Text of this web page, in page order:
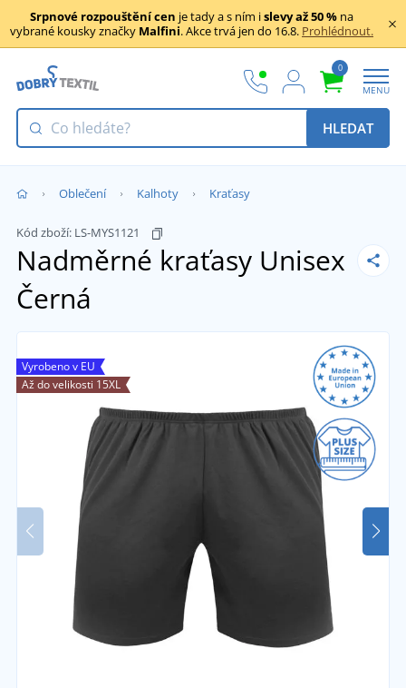
Srpnové rozpouštění cen je tady a s ním islevy až 50 % na
vybrané kousky značky Malfini. Akce trvá jen do 16.8. Prohlédnout.
0
MENU
HLEDAT
Oblečení Kalhoty Kraťasy
Kód zboží: LS-MYS1121
Nadměrné kraťasy Unisex
Černá
Vyrobeno v EU
Až do velikosti 15XL